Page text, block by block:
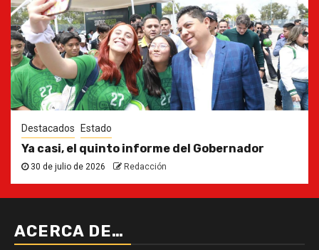
Destacados Estado
Ya casi, el quinto informe del Gobernador
30 de julio de 2026 Redacción
ACERCA DE…